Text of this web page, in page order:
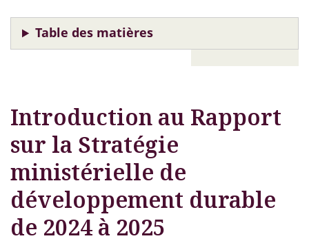
fichier
PDF
nouvelle
fenêtre
Table des matières
Introduction au Rapport
sur la Stratégie
ministérielle de
développement durable
de 2024 à 2025